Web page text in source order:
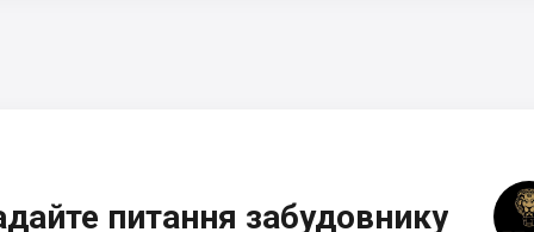
питання забудовнику